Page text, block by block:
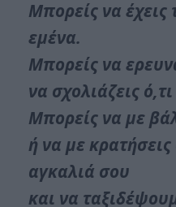
Μπορείς να έχεις
εμένα.
Μπορείς να
να σχολιάζεις
Μπορείς να με
ή να με
αγκαλιά σου
και να